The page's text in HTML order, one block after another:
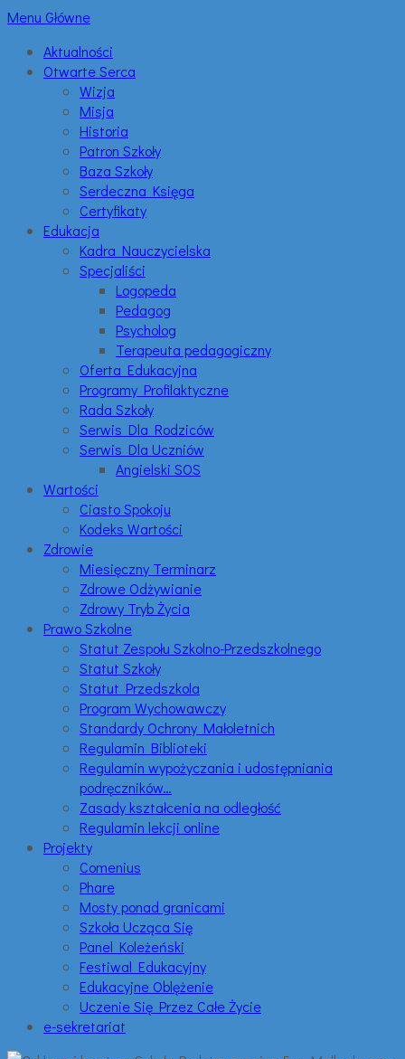
Menu Główne
Aktualności
Otwarte Serca
Wizja
Misja
Historia
Patron Szkoły
Baza Szkoły
Serdeczna Księga
Certyfikaty
Edukacja
Kadra Nauczycielska
Specjaliści
Logopeda
Pedagog
Psycholog
Terapeuta pedagogiczny
Oferta Edukacyjna
Programy Profilaktyczne
Rada Szkoły
Serwis Dla Rodziców
Serwis Dla Uczniów
Angielski SOS
Wartości
Ciasto Spokoju
Kodeks Wartości
Zdrowie
Miesięczny Terminarz
Zdrowe Odżywianie
Zdrowy Tryb Życia
Prawo Szkolne
Statut Zespołu Szkolno-Przedszkolnego
Statut Szkoły
Statut Przedszkola
Program Wychowawczy
Standardy Ochrony Małoletnich
Regulamin Biblioteki
Regulamin wypożyczania i udostępniania
podręczników…
Zasady kształcenia na odległość
Regulamin lekcji online
Projekty
Comenius
Phare
Mosty ponad granicami
Szkoła Ucząca Się
Panel Koleżeński
Festiwal Edukacyjny
Edukacyjne Oblężenie
Uczenie Się Przez Całe Życie
e-sekretariat